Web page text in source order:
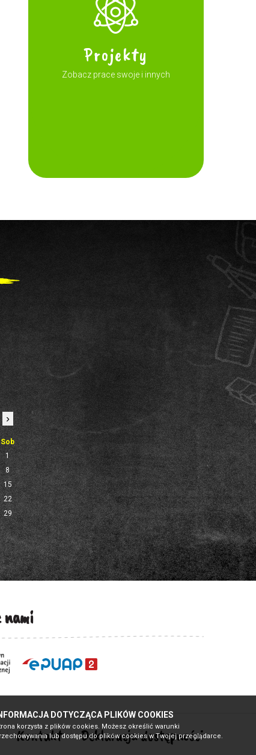
DOTYCZĄCA PLIKÓW COOKIES
korzysta z plików cookies. Możesz określić warunki
lub dostępu do plików cookies w Twojej przeglądarce.
Projekty
Zobacz prace swoje i innych
›
Sob
1
8
15
22
29
Kontakt Deklaracja dostępności